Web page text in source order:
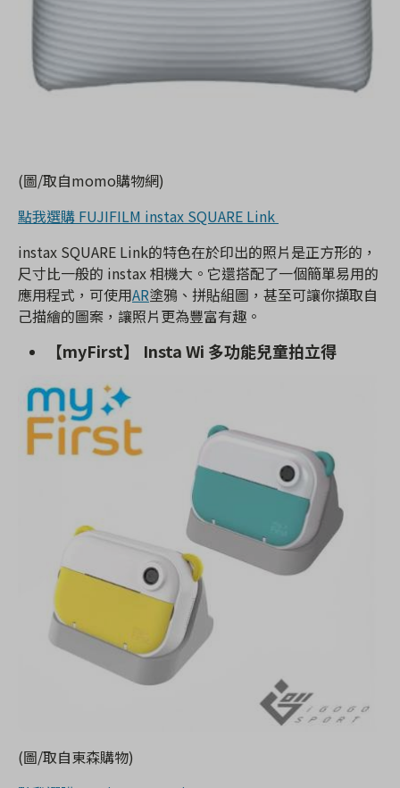
(圖/取自momo購物網)
點我選購 FUJIFILM instax SQUARE Link
instax SQUARE Link的特色在於印出的照片是正方形的，
尺寸比一般的 instax 相機大。它還搭配了一個簡單易用的
應用程式，可使用AR塗鴉、拼貼組圖，甚至可讓你擷取自
己描繪的圖案，讓照片更為豐富有趣。
【myFirst】 Insta Wi 多功能兒童拍立得
(圖/取自東森購物)